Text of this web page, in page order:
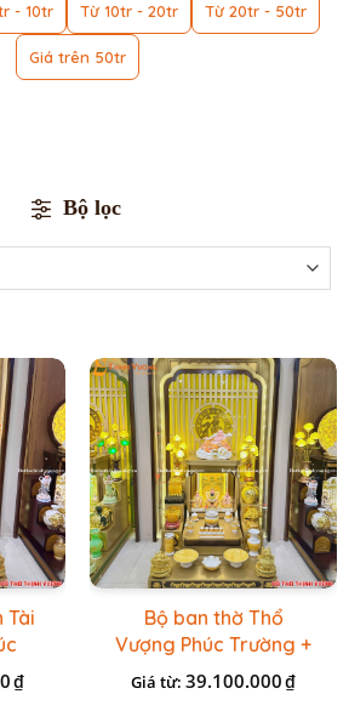
- 10tr Từ 10tr - 20tr Từ 20tr - 50tr
Giá trên 50tr
Bộ lọc
Tài
₫
Bộ ban thờ Thổ
Vượng Phúc Trường +
Đồ Sứ Vàng Đá Cao
Giá từ: 39.100.000₫